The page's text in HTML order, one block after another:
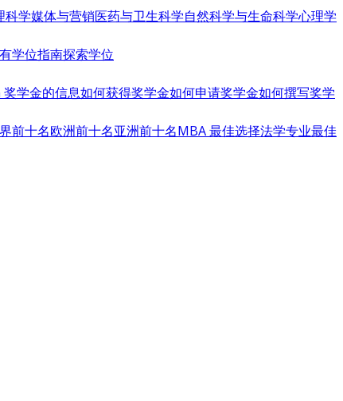
科学媒体与营销医药与卫生科学自然科学与生命科学心理学
学位指南探索学位
学金的信息如何获得奖学金如何申请奖学金如何撰写奖学
前十名欧洲前十名亚洲前十名MBA 最佳选择法学专业最佳